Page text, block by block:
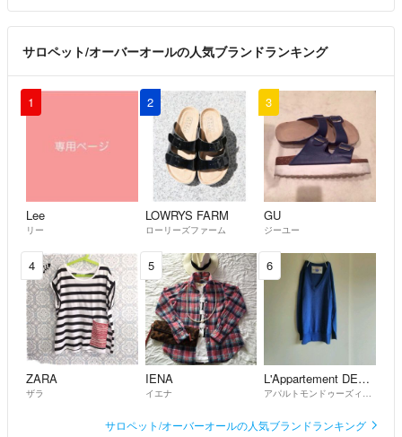
サロペット/オーバーオールの人気ブランドランキング
1
Lee
リー
2
LOWRYS FARM
ローリーズファーム
3
GU
ジーユー
4
ZARA
ザラ
5
IENA
イエナ
6
L'Appartement DEUXIEME CLASSE
アパルトモンドゥーズィエムクラス
サロペット/オーバーオールの人気ブランドランキング